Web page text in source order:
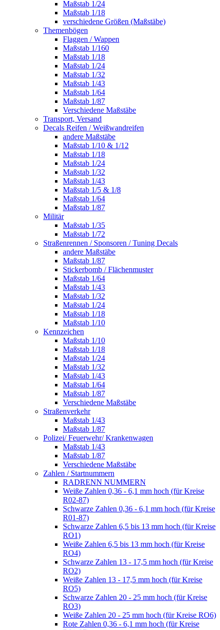
Maßstab 1/24
Maßstab 1/18
verschiedene Größen (Maßstäbe)
Themenbögen
Flaggen / Wappen
Maßstab 1/160
Maßstab 1/18
Maßstab 1/24
Maßstab 1/32
Maßstab 1/43
Maßstab 1/64
Maßstab 1/87
Verschiedene Maßstäbe
Transport, Versand
Decals Reifen / Weißwandreifen
andere Maßstäbe
Maßstab 1/10 & 1/12
Maßstab 1/18
Maßstab 1/24
Maßstab 1/32
Maßstab 1/43
Maßstab 1/5 & 1/8
Maßstab 1/64
Maßstab 1/87
Militär
Maßstab 1/35
Maßstab 1/72
Straßenrennen / Sponsoren / Tuning Decals
andere Maßstäbe
Maßstab 1/87
Stickerbomb / Flächenmuster
Maßstab 1/64
Maßstab 1/43
Maßstab 1/32
Maßstab 1/24
Maßstab 1/18
Maßstab 1/10
Kennzeichen
Maßstab 1/10
Maßstab 1/18
Maßstab 1/24
Maßstab 1/32
Maßstab 1/43
Maßstab 1/64
Maßstab 1/87
Verschiedene Maßstäbe
Straßenverkehr
Maßstab 1/43
Maßstab 1/87
Polizei/ Feuerwehr/ Krankenwagen
Maßstab 1/43
Maßstab 1/87
Verschiedene Maßstäbe
Zahlen / Startnummern
RADRENN NUMMERN
Weiße Zahlen 0,36 - 6,1 mm hoch (für Kreise
R02-87)
Schwarze Zahlen 0,36 - 6,1 mm hoch (für Kreise
R01-87)
Schwarze Zahlen 6,5 bis 13 mm hoch (für Kreise
RO1)
Weiße Zahlen 6,5 bis 13 mm hoch (für Kreise
RO4)
Schwarze Zahlen 13 - 17,5 mm hoch (für Kreise
RO2)
Weiße Zahlen 13 - 17,5 mm hoch (für Kreise
RO5)
Schwarze Zahlen 20 - 25 mm hoch (für Kreise
RO3)
Weiße Zahlen 20 - 25 mm hoch (für Kreise RO6)
Rote Zahlen 0,36 - 6,1 mm hoch (für Kreise